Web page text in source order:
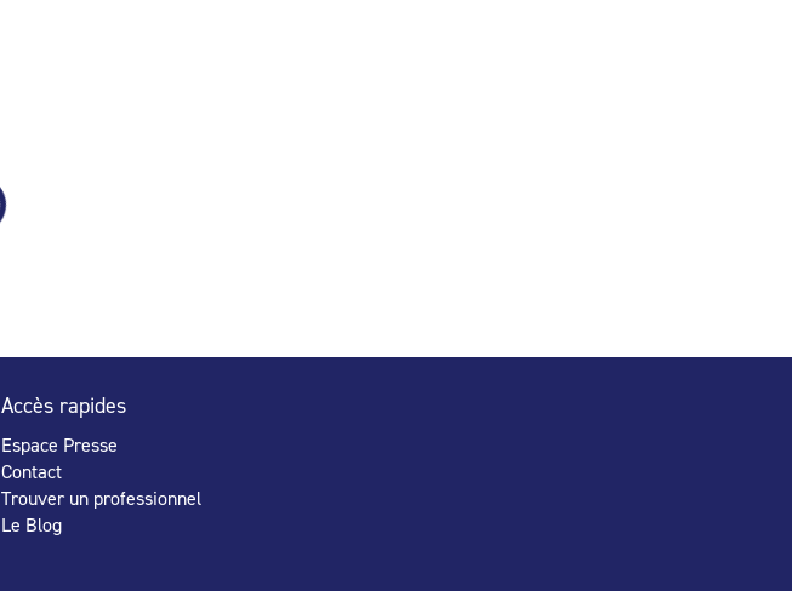
Accès rapides
Espace Presse
Contact
Trouver un professionnel
Le Blog